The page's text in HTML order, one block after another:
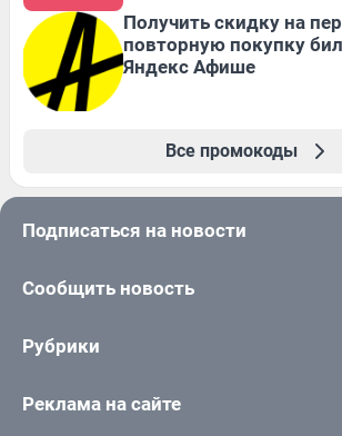
Получить скидку на
повторную покупку
Яндекс Афише
Все промокоды
Подписаться на новости
Сообщить новость
Рубрики
Реклама на сайте